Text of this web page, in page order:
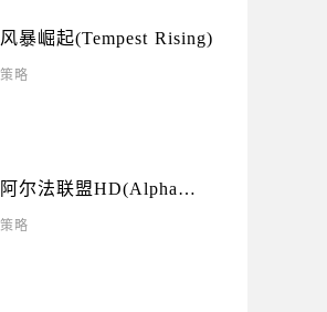
风暴崛起(Tempest Rising)
策略
阿尔法联盟HD(Alpha
League HD)
策略